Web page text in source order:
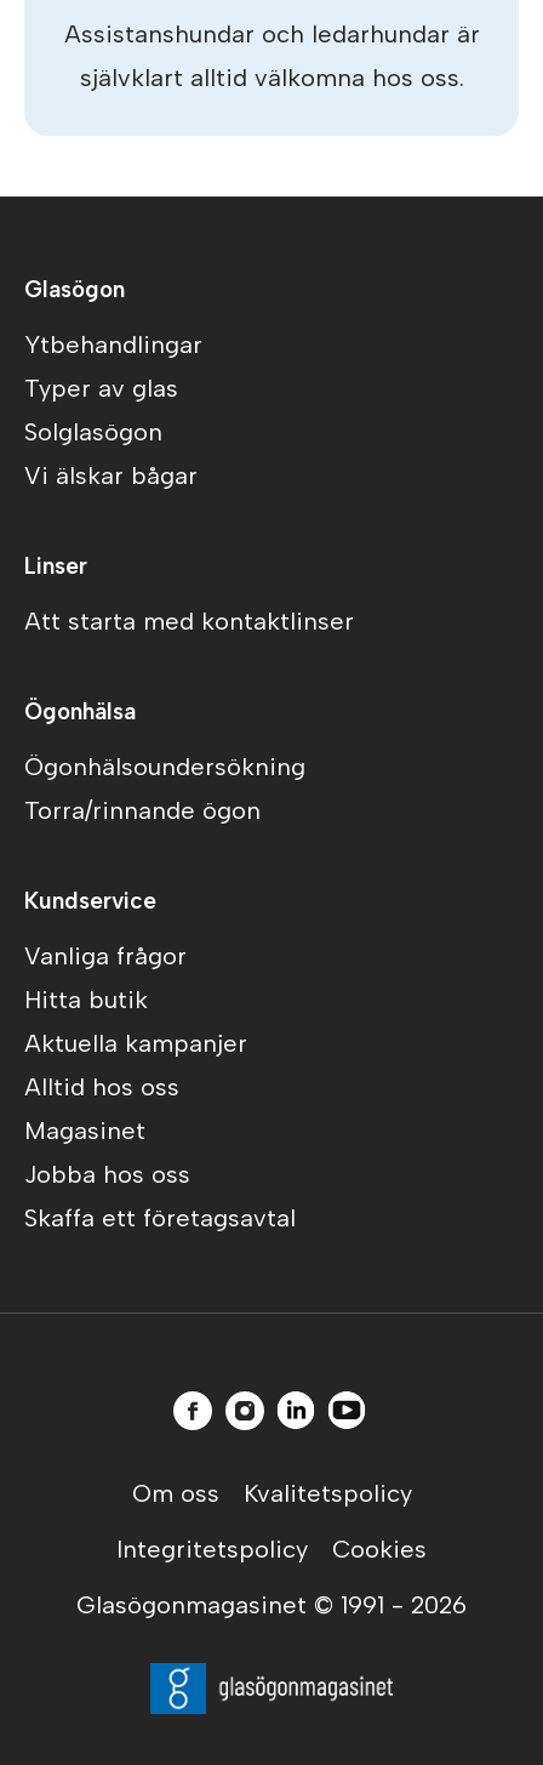
Assistanshundar och ledarhundar är
självklart alltid välkomna hos oss.
Glasögon
Ytbehandlingar
Typer av glas
Solglasögon
Vi älskar bågar
Linser
Att starta med kontaktlinser
Ögonhälsa
Ögonhälsoundersökning
Torra/rinnande ögon
Kundservice
Vanliga frågor
Hitta butik
Aktuella kampanjer
Alltid hos oss
Magasinet
Jobba hos oss
Skaffa ett företagsavtal
Om oss
Kvalitetspolicy
Integritetspolicy
Cookies
Glasögonmagasinet © 1991 - 2026